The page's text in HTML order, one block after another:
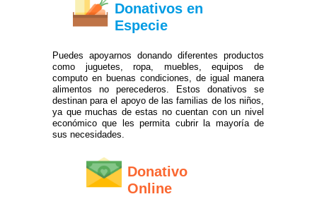
Donativos en
Especie
Puedes apoyarnos donando diferentes productos
como juguetes, ropa, muebles, equipos de
computo en buenas condiciones, de igual manera
alimentos no perecederos. Estos donativos se
destinan para el apoyo de las familias de los niños,
ya que muchas de estas no cuentan con un nivel
económico que les permita cubrir la mayoría de
sus necesidades.
Donativo
Online